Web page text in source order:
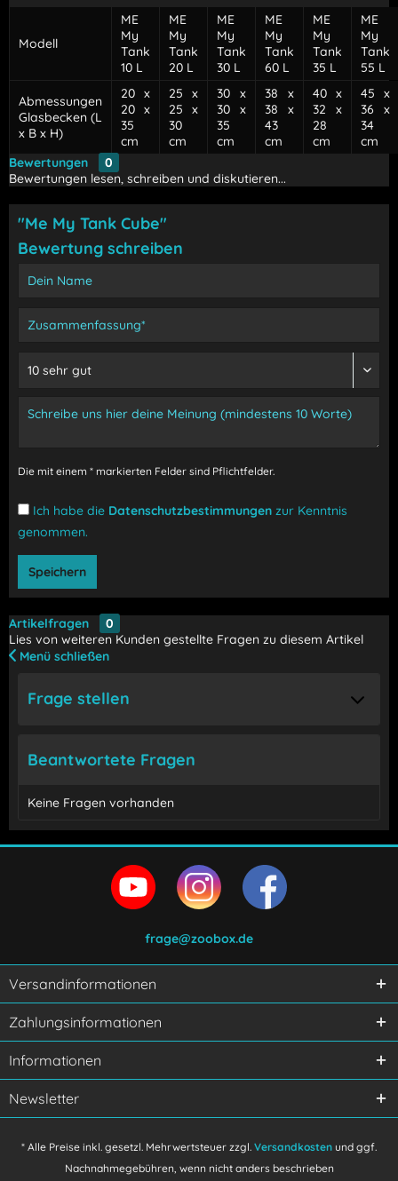
Modell
ME
My
Tank
10 L
ME
My
Tank
20 L
ME
My
Tank
30 L
ME
My
Tank
60 L
ME
My
Tank
35 L
ME
My
Tank
55 L
Abmessungen
Glasbecken (L
x B x H)
20 x
20 x
35
cm
25 x
25 x
30
cm
30 x
30 x
35
cm
38 x
38 x
43
cm
40 x
32 x
28
cm
45 x
36 x
34
cm
Bewertungen
0
Bewertungen lesen, schreiben und diskutieren...
"Me My Tank Cube"
Bewertung schreiben
Die mit einem * markierten Felder sind Pflichtfelder.
Ich habe die Datenschutzbestimmungen zur Kenntnis
genommen.
Speichern
Artikelfragen
0
Lies von weiteren Kunden gestellte Fragen zu diesem Artikel
Menü schließen
Frage stellen
Ich habe die
verstanden und stimme zu.
Mit * gekennzeichnete Felder sind Pflichtfelder.
Senden
Beantwortete Fragen
Keine Fragen vorhanden
frage@zoobox.de
Versandinformationen
Zahlungsinformationen
Informationen
Newsletter
* Alle Preise inkl. gesetzl. Mehrwertsteuer zzgl. Versandkosten und ggf.
Nachnahmegebühren, wenn nicht anders beschrieben